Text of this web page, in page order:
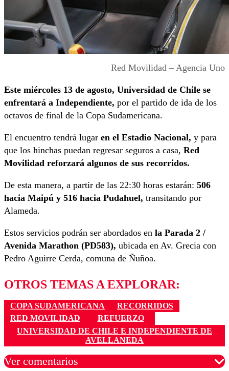
Red Movilidad – Agencia Uno
Este miércoles 13 de agosto, Universidad de Chile se
enfrentará a Independiente, por el partido de ida de los
octavos de final de la Copa Sudamericana.
El encuentro tendrá lugar en el Estadio Nacional, y para
que los hinchas puedan regresar seguros a casa, Red
Movilidad reforzará algunos de sus recorridos.
De esta manera, a partir de las 22:30 horas estarán: 506
hacia Maipú y 516 hacia Pudahuel, transitando por
Alameda.
Estos servicios podrán ser abordados en la Parada 2 /
Avenida Marathon (PD583), ubicada en Av. Grecia con
Pedro Aguirre Cerda, comuna de Ñuñoa.
OTROS TEMAS A EXPLORAR:
COPA SUDAMERICANA
RECORRIDOS
RED MOVILIDAD
REFUERZO
UNIVERSIDAD DE CHILE E INDEPENDIENTE DE
AVELLANEDA
Ver comentarios